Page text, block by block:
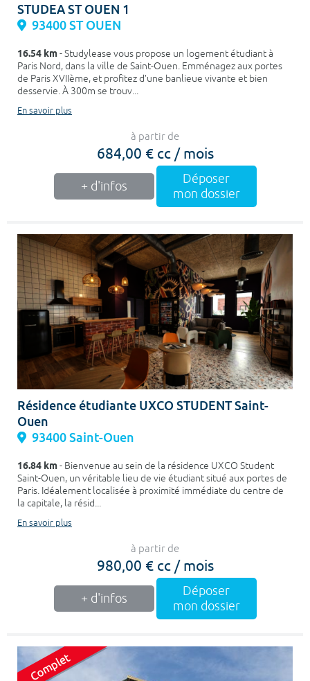
STUDEA ST OUEN 1
93400 ST OUEN
16.54 km- Studylease vous propose un logement étudiant à
Paris Nord, dans la ville de Saint-Ouen. Emménagez aux portes
de Paris XVIIème, et profitez d’une banlieue vivante et bien
desservie. À 300m se trouv...
En savoir plus
à partir de
684,00 € cc / mois
+ d'infos
Déposer
mon dossier
Résidence étudiante UXCO STUDENT Saint-
Ouen
93400 Saint-Ouen
16.84 km- Bienvenue au sein de la résidence UXCO Student
Saint-Ouen, un véritable lieu de vie étudiant situé aux portes de
Paris. Idéalement localisée à proximité immédiate du centre de
la capitale, la résid...
En savoir plus
à partir de
980,00 € cc / mois
+ d'infos
Déposer
mon dossier